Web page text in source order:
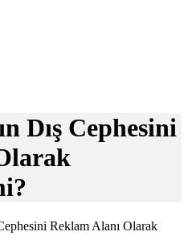
Dış Cephesini
Reklam Alanı Olarak